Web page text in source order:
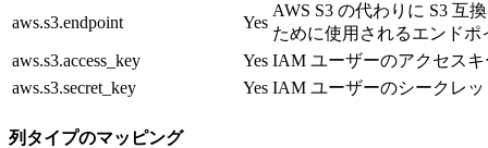
aws.s3.endpoint Yes
AWS S3 の代わりに S3 互
ために使用されるエンドポ
aws.s3.access_key
Yes IAM ユーザーのアクセスキ
aws.s3.secret_key
Yes IAM ユーザーのシークレ
列タイプのマッピング